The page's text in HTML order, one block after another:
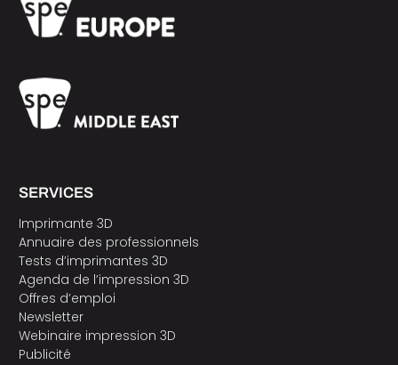
SERVICES
Imprimante 3D
Annuaire des professionnels
Tests d’imprimantes 3D
Agenda de l’impression 3D
Offres d’emploi
Newsletter
Webinaire impression 3D
Publicité